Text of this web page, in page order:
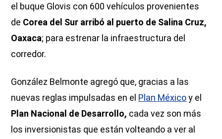
el buque Glovis con 600 vehículos provenientes
de Corea del Sur arribó al puerto de Salina Cruz,
Oaxaca; para estrenar la infraestructura del
corredor.
González Belmonte agregó que, gracias a las
nuevas reglas impulsadas en el Plan Méxicoy el
Plan Nacional de Desarrollo, cada vez son más
los inversionistas que están volteando a ver al